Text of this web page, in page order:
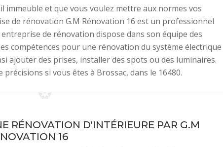
immeuble et que vous voulez mettre aux normes vos
de rénovation G.M Rénovation 16 est un professionnel
de rénovation dispose dans son équipe des
compétences pour une rénovation du système électrique
ajouter des prises, installer des spots ou des luminaires.
si vous êtes à Brossac, dans le 16480.
RÉNOVATION D'INTÉRIEURE PAR G.M
16